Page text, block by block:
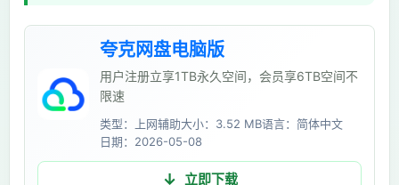
夸克网盘电脑版
用户注册立享1TB永久空间，会员享6TB空间不
限速
类型：上网辅助大小：3.52 MB语言：简体中文
日期：2026-05-08
立即下载